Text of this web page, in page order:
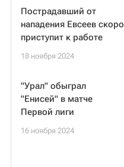
Пострадавший от
нападения Евсеев скоро
приступит к работе
18 ноября 2024
"Урал" обыграл
"Енисей" в матче
Первой лиги
16 ноября 2024